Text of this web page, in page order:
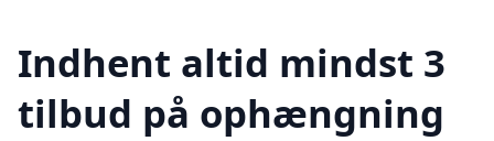
Indhent altid mindst 3
tilbud på ophængning